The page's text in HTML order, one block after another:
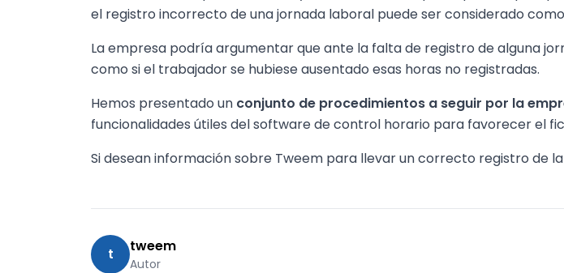
el registro incorrecto de una jornada laboral puede ser considerado
La empresa podría argumentar que ante la falta de registro de alguna
como si el trabajador se hubiese ausentado esas horas no registradas.
Hemos presentado un conjunto de procedimientos a seguir por la
funcionalidades útiles del software de control horario para favorecer el
Si desean información sobre Tweem para llevar un correcto registro de
t tweem
Autor